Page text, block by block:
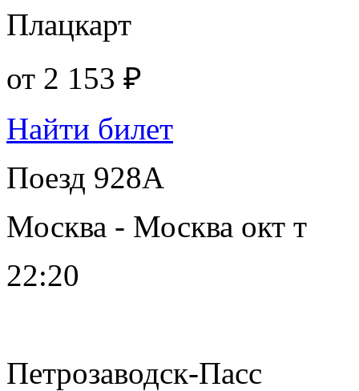
Плацкарт
от 2 153 ₽
Найти билет
Поезд 928А
Москва - Москва окт т
22:20
Петрозаводск-Пасс